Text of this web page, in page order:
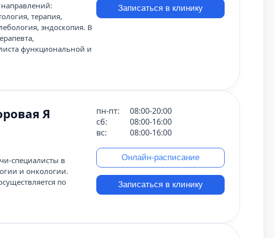
терапия,
эндоскопия. В
функциональной и
Записаться в клинику
Я
специалисты в
и онкологии.
по
пн-пт:
08:00-20:00
сб:
08:00-16:00
вс:
08:00-16:00
Онлайн-расписание
Записаться в клинику